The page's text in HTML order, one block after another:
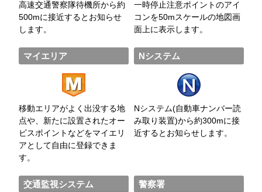
高速交通警察隊待機所から約
500mに接近するとお知らせ
します。
一時停止注意ポイントのアイ
コンを50mスケールの地図画
面上に表示します。
マイエリア
移動エリアがよく出没する地
点や、新たに設置されたオー
ビスポイントなどをマイエリ
アとして自由に登録できま
す。
Nシステム
Nシステム(自動車ナンバー読
み取り装置)から約300mに接
近するとお知らせします。
交通監視システム 警察署